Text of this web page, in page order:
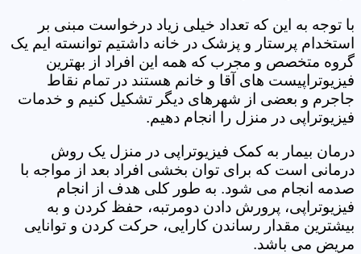
با توجه به این که تعداد خیلی زیاد درخواست مبنی بر
استخدام پرستار و پزشک در خانه داشتیم توانسته ایم یک
گروه متخصص و مجرب که همه این افراد از بهترین
فیزیوتراپیست های آقا و خانم هستند در تمام نقاط
جاجرم و بعضی از شهرهای دیگر تشکیل کنیم و خدمات
فیزیوتراپی در منزل را انجام دهیم.
درمان بیمار به کمک فیزیوتراپی در منزل یک روش
درمانی است که برای توان بخشی افراد بعد از مواجه با
صدمه انجام می شود. به طور کلی هدف از انجام
فیزیوتراپی، پرورش دادن دومرتبه، حفظ کردن و به
بیشترین مقدار رساندن کارایی، حرکت کردن و توانایی
مریض می باشد.